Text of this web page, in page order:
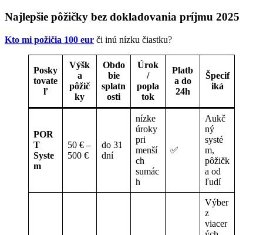
Najlepšie pôžičky bez dokladovania príjmu 2025
Kto mi požičia 100 eur či inú nízku čiastku?
Posky
tovate
ľ
Výšk
a
pôžič
ky
Obdo
bie
splatn
osti
Úrok
/
popla
tok
Platb
a do
24h
Špecif
iká
POR
T
Syste
m
50 € –
500 €
do 31
dní
nízke
úroky
pri
menší
ch
sumác
h
✅
Aukč
ný
systé
m,
pôžičk
a od
ľudí
Výber
z
viacer